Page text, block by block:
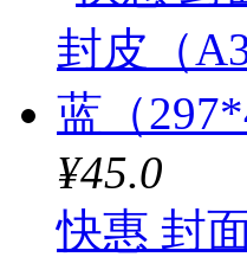
¥45.0
快惠 封